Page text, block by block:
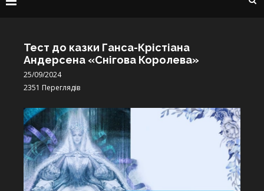
Тест до казки Ганса-Крістіана
Андерсена «Снігова Королева»
25/09/2024
2351 Переглядів